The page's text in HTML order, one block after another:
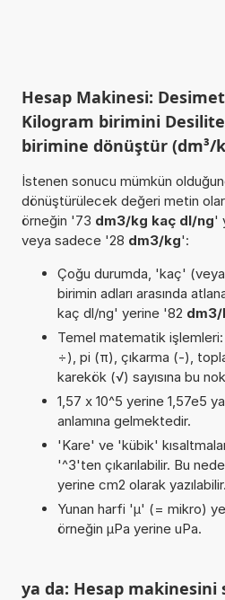
Hesap Makinesi:
Kilogram birimini
birimine dönüştür (dm³/
İstenen sonucu mümkün
dönüştürülecek değeri metin
örneğin '73 dm3/kg kaç dl/ng'
veya sadece '28 dm3/kg':
Çoğu durumda, 'kaç'
birimin adları arasında
kaç dl/ng' yerine '82
Temel matematik
÷), pi (π), çıkarma (-),
karekök (√) sayısına bu
1,57 x 10^5 yerine 1,57e5
anlamına gelmektedir.
'Kare' ve 'kübik'
'^3'ten çıkarılabilir. Bu
yerine cm2 olarak yazılabilir.
Yunan harfi 'µ' (= mikro)
örneğin µPa yerine uPa.
ya da: Hesap